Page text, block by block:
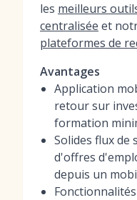
les meilleurs
centralisée et
plateformes de
Avantages
Application
retour sur
formation
Solides flux de
d'offres
depuis un